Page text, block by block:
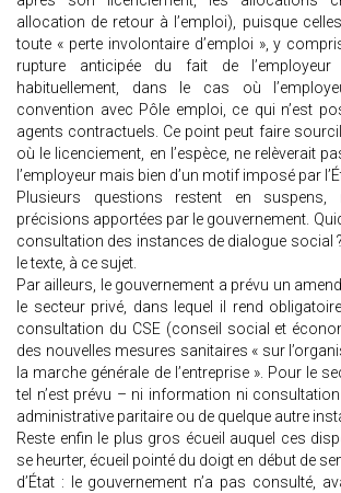
allocation de retour à l’emploi), puisque
toute « perte involontaire d’emploi », y
rupture anticipée du fait de
habituellement, dans le cas où
convention avec Pôle emploi, ce qui n’est
agents contractuels. Ce point peut faire
où le licenciement, en l’espèce, ne relèverait
l’employeur mais bien d’un motif imposé par
Plusieurs questions restent en suspens,
précisions apportées par le gouvernement.
consultation des instances de dialogue social ?
le texte, à ce sujet.
Par ailleurs, le gouvernement a prévu un
le secteur privé, dans lequel il rend
consultation du CSE (conseil social et
des nouvelles mesures sanitaires « sur
la marche générale de l’entreprise ». Pour le
tel n’est prévu – ni information ni
administrative paritaire ou de quelque autre
Reste enfin le plus gros écueil auquel ces
se heurter, écueil pointé du doigt en début de
d’État : le gouvernement n’a pas consulté,